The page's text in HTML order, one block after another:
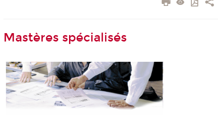
Mastères spécialisés